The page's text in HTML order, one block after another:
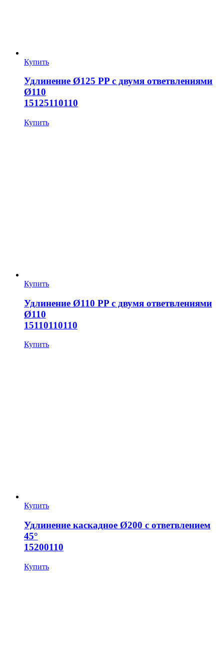
Купить
Удлинение Ø125 PP с двумя ответвлениями
Ø110
15125110110
Купить
Купить
Удлинение Ø110 PP с двумя ответвлениями
Ø110
15110110110
Купить
Купить
Удлинение каскадное Ø200 с ответвлением
45°
15200110
Купить